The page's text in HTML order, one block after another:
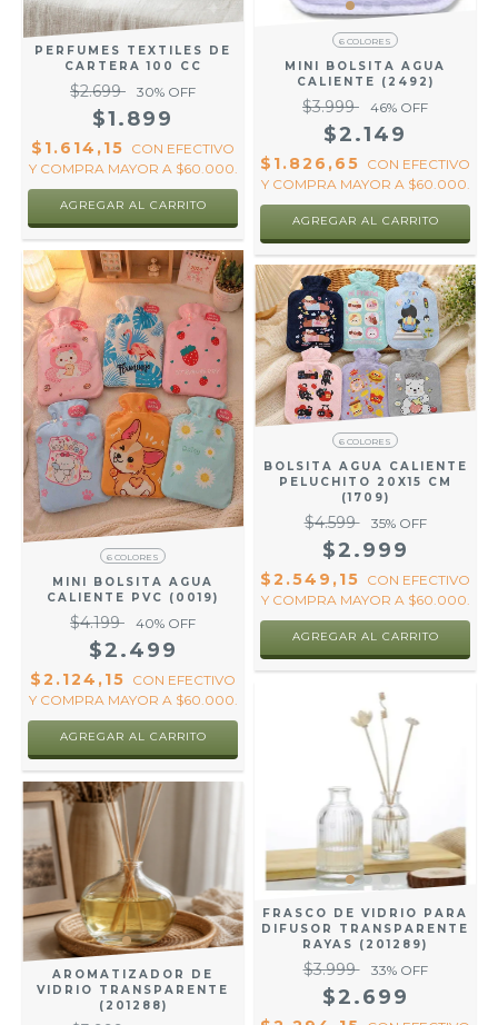
PERFUMES TEXTILES DE
CARTERA 100 CC
$2.699 30% OFF
$1.899
$1.614,15 CON EFECTIVO
Y COMPRA MAYOR A $60.000.
AGREGAR AL CARRITO
6 COLORES
MINI BOLSITA AGUA
CALIENTE (2492)
$3.999 46% OFF
$2.149
$1.826,65 CON EFECTIVO
Y COMPRA MAYOR A $60.000.
AGREGAR AL CARRITO
6 COLORES
MINI BOLSITA AGUA
CALIENTE PVC (0019)
$4.199 40% OFF
$2.499
$2.124,15 CON EFECTIVO
Y COMPRA MAYOR A $60.000.
AGREGAR AL CARRITO
6 COLORES
BOLSITA AGUA CALIENTE
PELUCHITO 20X15 CM
(1709)
$4.599 35% OFF
$2.999
$2.549,15 CON EFECTIVO
Y COMPRA MAYOR A $60.000.
AGREGAR AL CARRITO
AROMATIZADOR DE
VIDRIO TRANSPARENTE
(201288)
FRASCO DE VIDRIO PARA
DIFUSOR TRANSPARENTE
RAYAS (201289)
$3.999 33% OFF
$2.699